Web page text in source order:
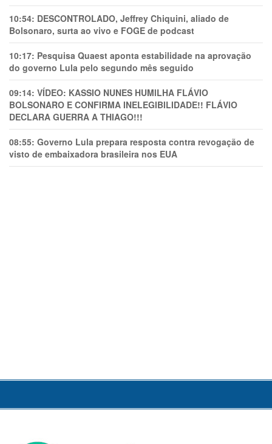
10:54: DESCONTROLADO, Jeffrey Chiquini, aliado de
Bolsonaro, surta ao vivo e FOGE de podcast
10:17: Pesquisa Quaest aponta estabilidade na aprovação
do governo Lula pelo segundo mês seguido
09:14: VÍDEO: KASSIO NUNES HUMlLHA FLÁVIO
BOLSONARO E CONFIRMA INELEGIBILIDADE!! FLÁVIO
DECLARA GUERRA A THIAGO!!!
08:55: Governo Lula prepara resposta contra revogação de
visto de embaixadora brasileira nos EUA